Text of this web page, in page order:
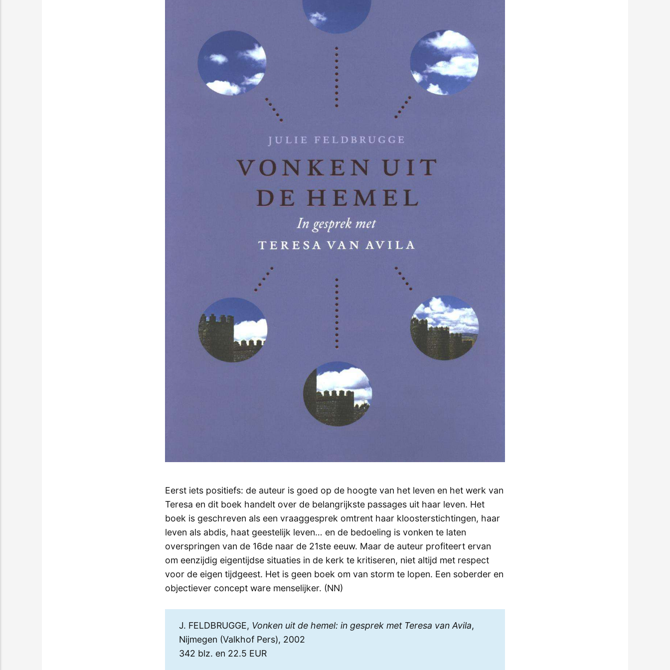
Eerst iets positiefs: de auteur is goed op de hoogte van het leven en het werk van
Teresa en dit boek handelt over de belangrijkste passages uit haar leven. Het
boek is geschreven als een vraaggesprek omtrent haar kloosterstichtingen, haar
leven als abdis, haat geestelijk leven… en de bedoeling is vonken te laten
overspringen van de 16de naar de 21ste eeuw. Maar de auteur profiteert ervan
om eenzijdig eigentijdse situaties in de kerk te kritiseren, niet altijd met respect
voor de eigen tijdgeest. Het is geen boek om van storm te lopen. Een soberder en
objectiever concept ware menselijker. (NN)
J. FELDBRUGGE, Vonken uit de hemel: in gesprek met Teresa van Avila,
Nijmegen (Valkhof Pers), 2002
342 blz. en 22.5 EUR